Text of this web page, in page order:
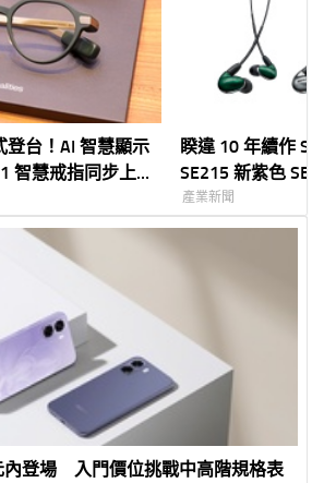
登台！AI 智慧顯示
智慧戒指同步上
獨家代理 7 月
8 月 6 日正式開賣
全新智慧穿戴體驗
睽違 10 年續作
SE215 新紫色
耳式耳機!
產業新聞
內登場 入門價位挑戰中高階規格表